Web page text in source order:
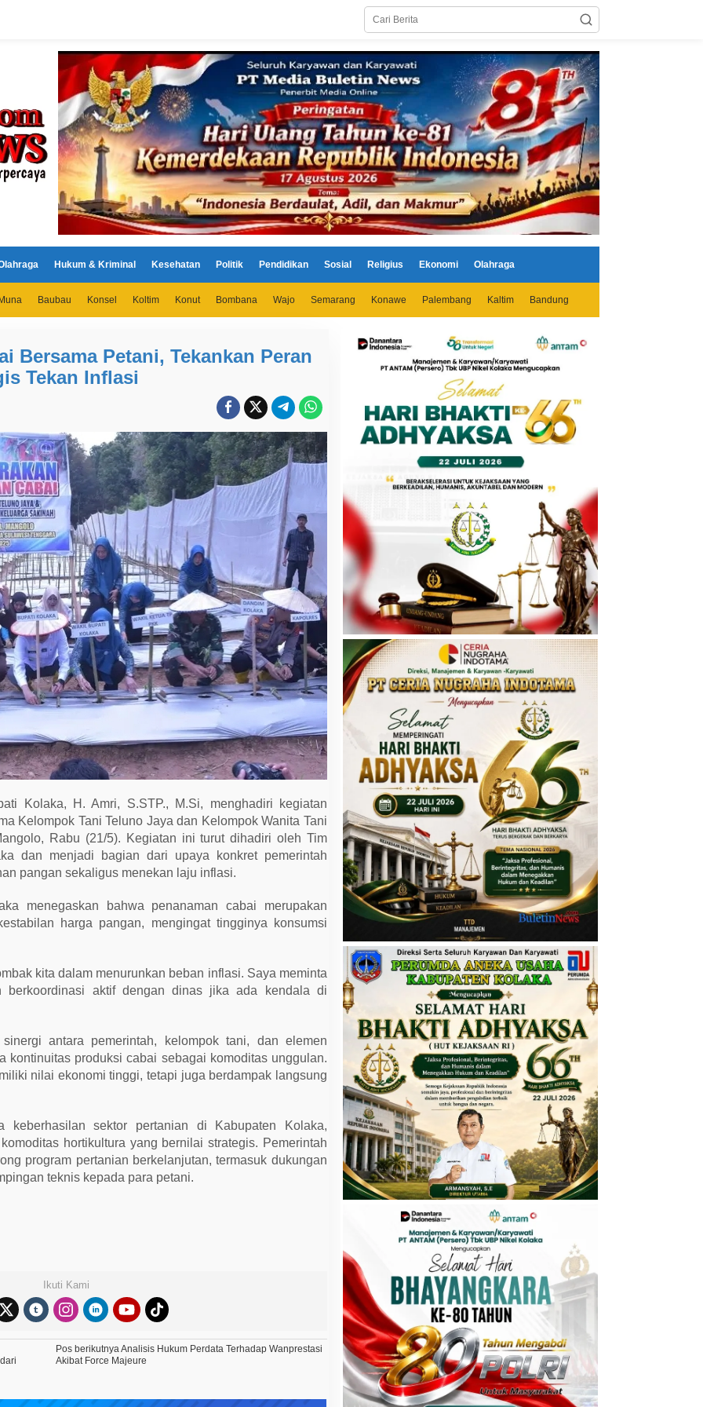
Hukum & Kriminal Kesehatan Politik Pendidikan Sosial Religius Ekonomi Olahraga
Baubau Konsel Koltim Konut Bombana Wajo Semarang Konawe Palembang Kaltim Bandung
Bersama Petani, Tekankan Peran
Tekan Inflasi
Kolaka, H. Amri, S.STP., M.Si, menghadiri kegiatan
Kelompok Tani Teluno Jaya dan Kelompok Wanita Tani
Rabu (21/5). Kegiatan ini turut dihadiri oleh Tim
dan menjadi bagian dari upaya konkret pemerintah
pangan sekaligus menekan laju inflasi.
menegaskan bahwa penanaman cabai merupakan
harga pangan, mengingat tingginya konsumsi
kita dalam menurunkan beban inflasi. Saya meminta
berkoordinasi aktif dengan dinas jika ada kendala di
antara pemerintah, kelompok tani, dan elemen
kontinuitas produksi cabai sebagai komoditas unggulan.
nilai ekonomi tinggi, tetapi juga berdampak langsung
keberhasilan sektor pertanian di Kabupaten Kolaka,
hortikultura yang bernilai strategis. Pemerintah
program pertanian berkelanjutan, termasuk dukungan
teknis kepada para petani.
Ikuti Kami
Pos berikutnyaAnalisis Hukum Perdata Terhadap Wanprestasi
Akibat Force Majeure